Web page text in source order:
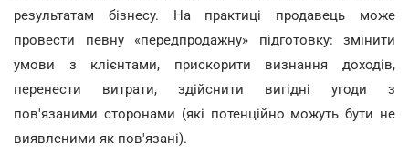
результатам бізнесу. На практиці продавець може
провести певну «передпродажну» підготовку: змінити
умови з клієнтами, прискорити визнання доходів,
перенести витрати, здійснити вигідні угоди з
пов'язаними сторонами (які потенційно можуть бути не
виявленими як пов'язані).